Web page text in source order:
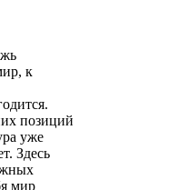
к
позиций
уже
Здесь
мир